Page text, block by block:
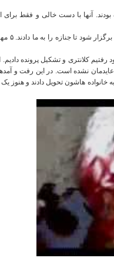
.
آنها با دست خالی و فقط برای
شود تا جنازه را به ما دادند.
۵
رفتیم کلانتری و تشکیل پرونده دادیم.
عایدمان نشده است. در این رفت و
خانواده هاشون تحویل دادند و هنوز